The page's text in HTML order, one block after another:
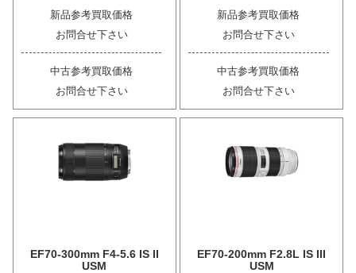
新品参考買取価格
お問合せ下さい
中古参考買取価格
お問合せ下さい
新品参考買取価格
お問合せ下さい
中古参考買取価格
お問合せ下さい
EF70-300mm F4-5.6 IS II
USM
EF70-200mm F2.8L IS III
USM